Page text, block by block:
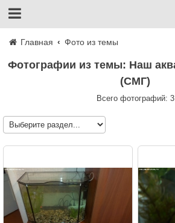
Главная Фото из темы
Фотографии из темы: Наш аквариум 70 литров
(СМГ)
Всего фотографий: 3